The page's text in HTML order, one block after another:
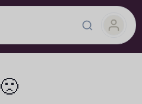
🙁